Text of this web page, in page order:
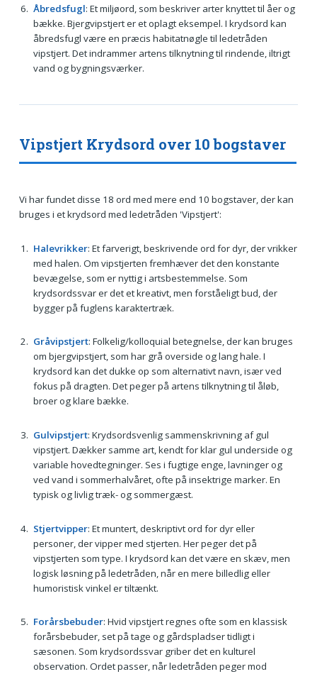
Åbredsfugl: Et miljøord, som beskriver arter knyttet til åer og
bække. Bjergvipstjert er et oplagt eksempel. I krydsord kan
åbredsfugl være en præcis habitatnøgle til ledetråden
vipstjert. Det indrammer artens tilknytning til rindende, iltrigt
vand og bygningsværker.
Vipstjert Krydsord over 10 bogstaver
Vi har fundet disse 18 ord med mere end 10 bogstaver, der kan
bruges i et krydsord med ledetråden 'Vipstjert':
Halevrikker: Et farverigt, beskrivende ord for dyr, der vrikker
med halen. Om vipstjerten fremhæver det den konstante
bevægelse, som er nyttig i artsbestemmelse. Som
krydsordssvar er det et kreativt, men forståeligt bud, der
bygger på fuglens karaktertræk.
Gråvipstjert: Folkelig/kolloquial betegnelse, der kan bruges
om bjergvipstjert, som har grå overside og lang hale. I
krydsord kan det dukke op som alternativt navn, især ved
fokus på dragten. Det peger på artens tilknytning til åløb,
broer og klare bække.
Gulvipstjert: Krydsordsvenlig sammenskrivning af gul
vipstjert. Dækker samme art, kendt for klar gul underside og
variable hovedtegninger. Ses i fugtige enge, lavninger og
ved vand i sommerhalvåret, ofte på insektrige marker. En
typisk og livlig træk- og sommergæst.
Stjertvipper: Et muntert, deskriptivt ord for dyr eller
personer, der vipper med stjerten. Her peger det på
vipstjerten som type. I krydsord kan det være en skæv, men
logisk løsning på ledetråden, når en mere billedlig eller
humoristisk vinkel er tiltænkt.
Forårsbebuder: Hvid vipstjert regnes ofte som en klassisk
forårsbebuder, set på tage og gårdspladser tidligt i
sæsonen. Som krydsordssvar griber det en kulturel
observation. Ordet passer, når ledetråden peger mod